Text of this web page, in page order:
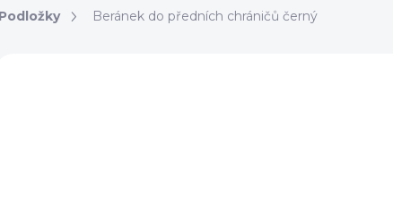
Podložky Beránek do předních chráničů černý